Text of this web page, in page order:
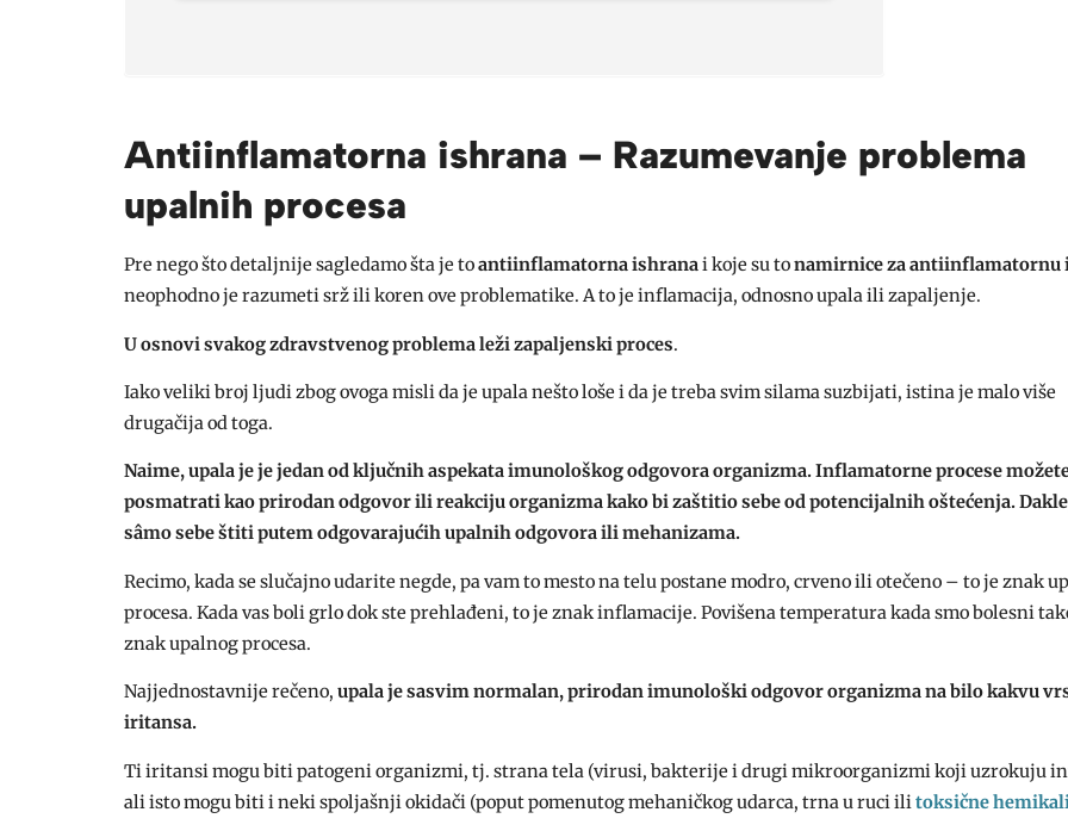
Antiinflamatorna ishrana – Razumevanje problema
upalnih procesa
Pre nego što detaljnije sagledamo šta je toantiinflamatorna ishranai koje su tonamirnice za antiinflamatornu
neophodno je razumeti srž ili koren ove problematike. A to je inflamacija, odnosno upala ili zapaljenje.
U osnovi svakog zdravstvenog problema leži zapaljenski proces.
Iako veliki broj ljudi zbog ovoga misli da je upala nešto loše i da je treba svim silama suzbijati, istina je malo više
drugačija od toga.
Naime, upala je je jedan od ključnih aspekata imunološkog odgovora organizma. Inflamatorne procese
posmatrati kao prirodan odgovor ili reakciju organizma kako bi zaštitio sebe od potencijalnih oštećenja.
sâmo sebe štiti putem odgovarajućih upalnih odgovora ili mehanizama.
Recimo, kada se slučajno udarite negde, pa vam to mesto na telu postane modro, crveno ili otečeno – to je znak
procesa. Kada vas boli grlo dok ste prehlađeni, to je znak inflamacije. Povišena temperatura kada smo bolesni
znak upalnog procesa.
Najjednostavnije rečeno,upala je sasvim normalan, prirodan imunološki odgovor organizma na bilo kakvu
iritansa.
Ti iritansi mogu biti patogeni organizmi, tj. strana tela (virusi, bakterije i drugi mikroorganizmi koji uzrokuju
ali isto mogu biti i neki spoljašnji okidači (poput pomenutog mehaničkog udarca, trna u ruci ilitoksične